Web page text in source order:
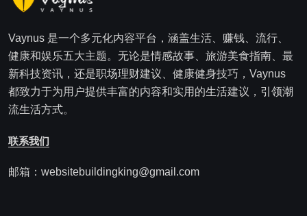
Vaynus 是一个多元化内容平台，涵盖生活、赚钱、流行、
健康和娱乐五大主题。无论是情感故事、旅游美食指南、最
新科技资讯，还是职场理财建议、健康健身技巧，Vaynus
都致力于为用户提供丰富的内容和实用的生活建议，引领潮
流生活方式。
联系我们
邮箱：websitebuildingking@gmail.com